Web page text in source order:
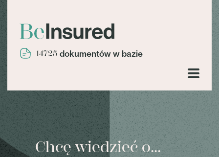
14725 dokumentów w bazie
Chcę wiedzieć o...